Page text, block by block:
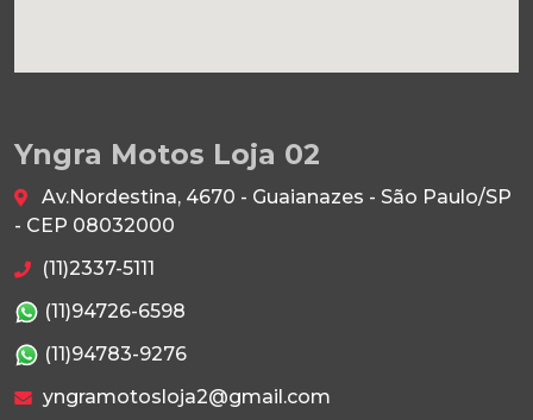
Yngra Motos Loja 02
Av.Nordestina, 4670 - Guaianazes - São Paulo/SP
- CEP 08032000
(11)2337-5111
(11)94726-6598
(11)94783-9276
yngramotosloja2@gmail.com